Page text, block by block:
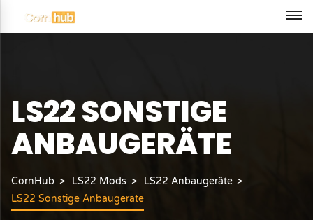
LS22 SONSTIGE
ANBAUGERÄTE
CornHub LS22 Mods
LS22 Anbaugeräte
LS22 Sonstige Anbaugeräte